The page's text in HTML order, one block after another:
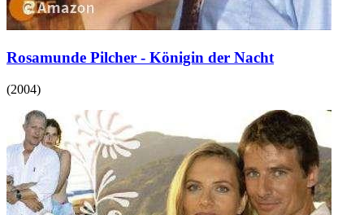
Rosamunde Pilcher - Königin der Nacht
(2004)